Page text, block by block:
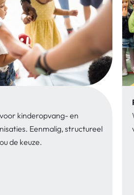
kinderopvang- en
Eenmalig, structureel
de keuze.